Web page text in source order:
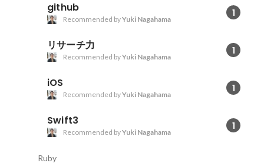
github 1
Recommended byYuki Nagahama
リサーチ力 1
Recommended byYuki Nagahama
iOS 1
Recommended byYuki Nagahama
Swift3 1
Recommended byYuki Nagahama
Ruby